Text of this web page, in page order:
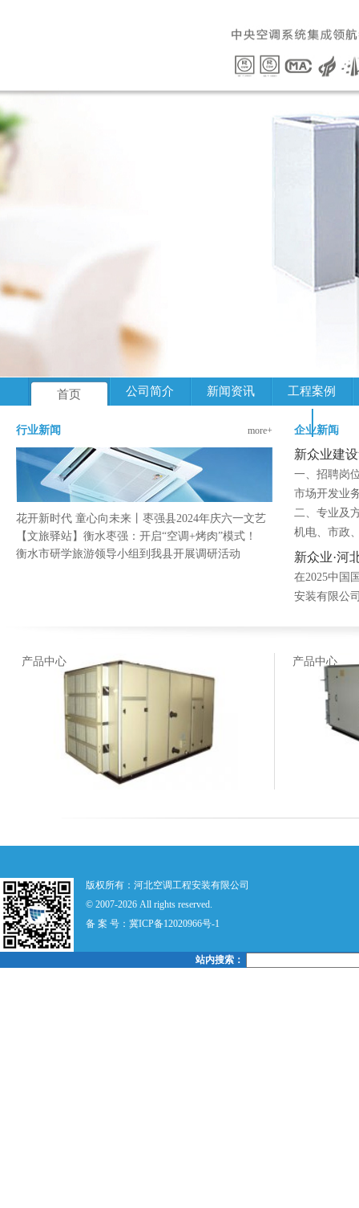
首页 公司简介 新闻资讯 工程案例
云
行业新闻 more+
花开新时代 童心向未来丨枣强县2024年庆六一文艺
【文旅驿站】衡水枣强：开启“空调+烤肉”模式！
衡水市研学旅游领导小组到我县开展调研活动
企业新闻
新众业建
一、招聘岗
市场开发业
二、专业及
机电、市政
新众业·河
在2025中国
安装有限公
产品中心 产品中心
版权所有：河北空调工程安装有限公司
© 2007-2026 All rights reserved.
备 案 号： 冀ICP备12020966号-1
站内搜索：